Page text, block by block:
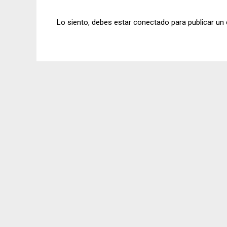
Lo siento, debes estar conectado para publicar un